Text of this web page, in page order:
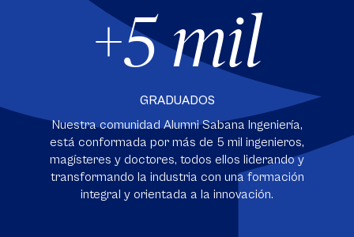
+5 mil
GRADUADOS
Nuestra comunidad Alumni Sabana Ingeniería,
está conformada por más de 5 mil ingenieros,
magísteres y doctores, todos ellos liderando y
transformando la industria con una formación
integral y orientada a la innovación.